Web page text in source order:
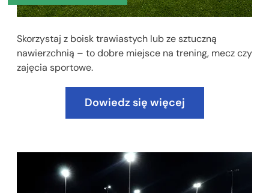
Skorzystaj z boisk trawiastych lub ze sztuczną
nawierzchnią – to dobre miejsce na trening, mecz czy
zajęcia sportowe.
Dowiedz się więcej